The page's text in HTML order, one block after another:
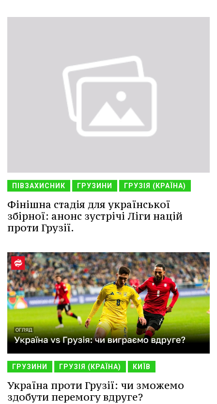
ПІВЗАХИСНИК ГРУЗИНИ ГРУЗІЯ (КРАЇНА)
Фінішна стадія для української
збірної: анонс зустрічі Ліги націй
проти Грузії.
ГРУЗИНИ ГРУЗІЯ (КРАЇНА) КИЇВ
Україна проти Грузії: чи зможемо
здобути перемогу вдруге?